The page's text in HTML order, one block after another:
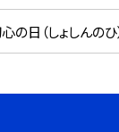
日（しょしんのひ